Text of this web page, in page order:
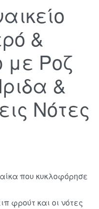
&
με Ροζ
&
Νότες
που κυκλοφόρησε
φρούτ και οι νότες